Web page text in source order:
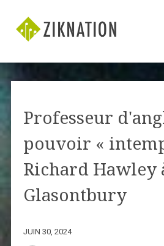
Professeur
pouvoir «
Richard Hawley
Glasontbury
JUIN 30, 2024